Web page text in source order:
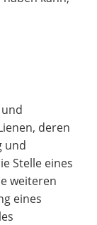
deren
und
Stelle eines
weiteren
eines